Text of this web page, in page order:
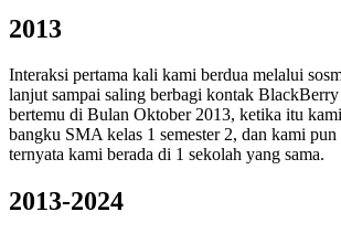
2013
Interaksi pertama kali kami berdua melalui
lanjut sampai saling berbagi kontak
bertemu di Bulan Oktober 2013, ketika itu
bangku SMA kelas 1 semester 2, dan kami
ternyata kami berada di 1 sekolah yang sama.
2013-2024